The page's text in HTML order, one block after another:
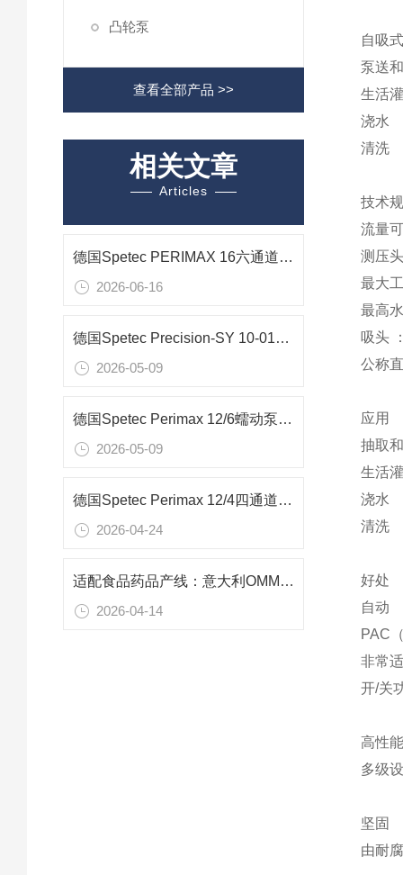
凸轮泵
查看全部产品 >>
相关文章
Articles
德国Spetec PERIMAX 16六通道蠕动泵在实验室精密配液中的技术应用研究
2026-06-16
德国Spetec Precision-SY 10-0102内置注射器泵：微体积计量精密解决方案
2026-05-09
德国Spetec Perimax 12/6蠕动泵：微量精密流体输送技术解析
2026-05-09
德国Spetec Perimax 12/4四通道蠕动泵：生物制药层析系统的控制核心
2026-04-24
适配食品药品产线：意大利OMMER BVS 10 干式真空泵性能与应用
2026-04-14
自吸
泵送
生活
浇水
清洗
技术
流量
测压
最大
最高
吸头
公称
应用
抽取
生活
浇水
清洗
好处
自动
PAC
非常
开/关
高性
多级
坚固
由耐